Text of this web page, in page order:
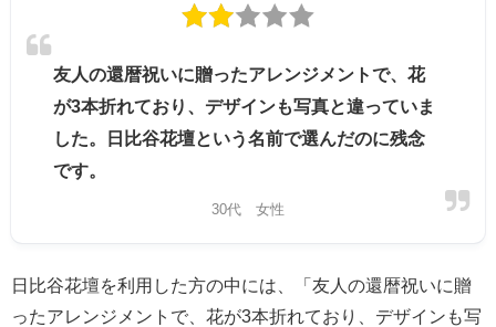
友人の還暦祝いに贈ったアレンジメントで、花
が3本折れており、デザインも写真と違っていま
した。日比谷花壇という名前で選んだのに残念
です。
30代 女性
日比谷花壇を利用した方の中には、「友人の還暦祝いに贈
ったアレンジメントで、花が3本折れており、デザインも写